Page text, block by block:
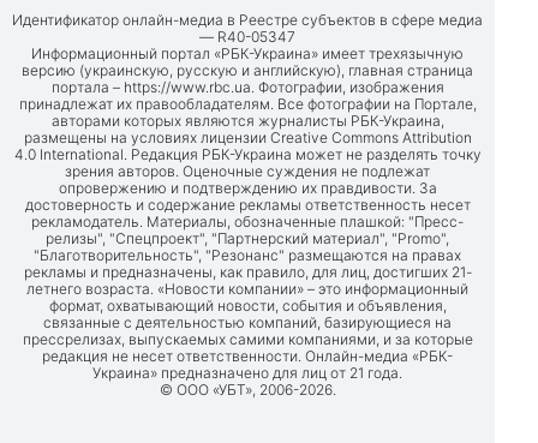
Идентификатор онлайн-медиа в Реестре субъектов в сфере медиа
— R40-05347
Информационный портал «РБК-Украина» имеет трехязычную
версию (украинскую, русскую и английскую), главная страница
портала – https://www.rbc.ua. Фотографии, изображения
принадлежат их правообладателям. Все фотографии на Портале,
авторами которых являются журналисты РБК-Украина,
размещены на условиях лицензии Creative Commons Attribution
4.0 International. Редакция РБК-Украина может не разделять точку
зрения авторов. Оценочные суждения не подлежат
опровержению и подтверждению их правдивости. За
достоверность и содержание рекламы ответственность несет
рекламодатель. Материалы, обозначенные плашкой: "Пресс-
релизы", "Спецпроект", "Партнерский материал", "Promo",
"Благотворительность", "Резонанс" размещаются на правах
рекламы и предназначены, как правило, для лиц, достигших 21-
летнего возраста. «Новости компании» – это информационный
формат, охватывающий новости, события и объявления,
связанные с деятельностью компаний, базирующиеся на
прессрелизах, выпускаемых самими компаниями, и за которые
редакция не несет ответственности. Онлайн-медиа «РБК-
Украина» предназначено для лиц от 21 года.
© ООО «УБТ», 2006-2026.